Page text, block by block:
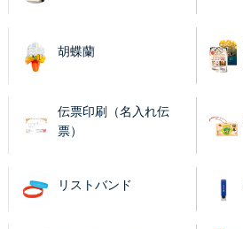
胡蝶蘭
伝票印刷（名入れ伝
票）
リストバンド